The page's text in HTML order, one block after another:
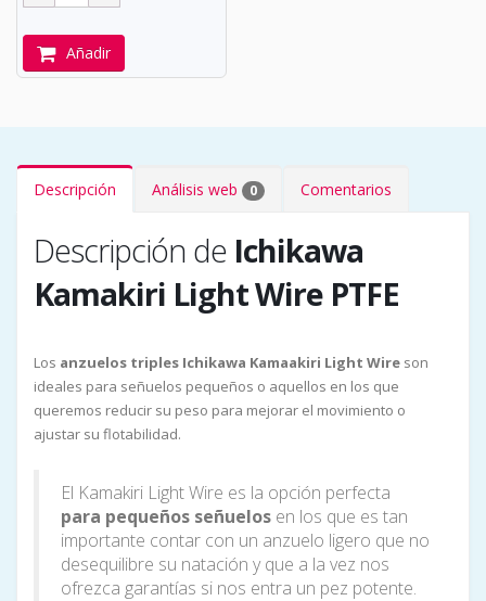
Añadir
Descripción Análisis web 0 Comentarios
Descripción de Ichikawa
Kamakiri Light Wire PTFE
Los anzuelos triples Ichikawa Kamaakiri Light Wire son
ideales para señuelos pequeños o aquellos en los que
queremos reducir su peso para mejorar el movimiento o
ajustar su flotabilidad.
El Kamakiri Light Wire es la opción perfecta
para pequeños señuelos en los que es tan
importante contar con un anzuelo ligero que no
desequilibre su natación y que a la vez nos
ofrezca garantías si nos entra un pez potente.